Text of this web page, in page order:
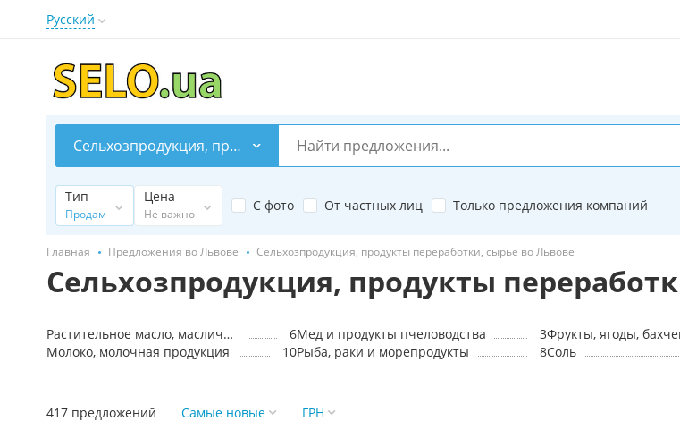
Русский
Сельхозпродукция, продукты переработки, сырье
Тип
Продам
Цена
Не важно
С фото От частных лиц Только предложения компаний
Главная Предложения во Львове Сельхозпродукция, продукты переработки, сырье во Львове
Сельхозпродукция, продукты
Растительное масло, масличные 6Мед и продукты пчеловодства 3Фрукты, ягоды,
Молоко, молочная продукция
10Рыба, раки и морепродукты 8Соль
417 предложений Самые новые ГРН